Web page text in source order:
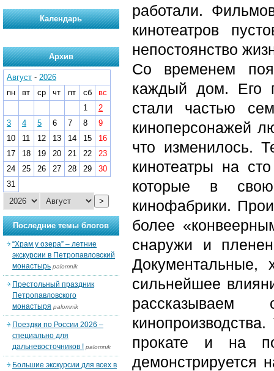
работали.
кинотеатров
непостоянство
Со временем
каждый дом. Его
стали частью
киноперсонажей
что изменилось.
кинотеатры на
которые в свою
кинофабрики.
более
снаружи и
Документальные,
сильнейшее
рассказываем
прокате и на
демонстрируется
Календарь
Архив
Август - 2026
пн
вт ср чт пт сб
вс
1
2
3
4 5 6 7 8
9
10
11 12 13 14 15
16
17
18 19 20 21 22
23
24
25 26 27 28 29
30
31
>
Последние темы блогов
“Храм у озера” – летние
экскурсии в Петропавловский
монастырь palomnik
Престольный праздник
Петропавловского
монастыря palomnik
Поездки по России 2026 –
специально для
дальневосточников ! palomnik
Большие экскурсии для всех в